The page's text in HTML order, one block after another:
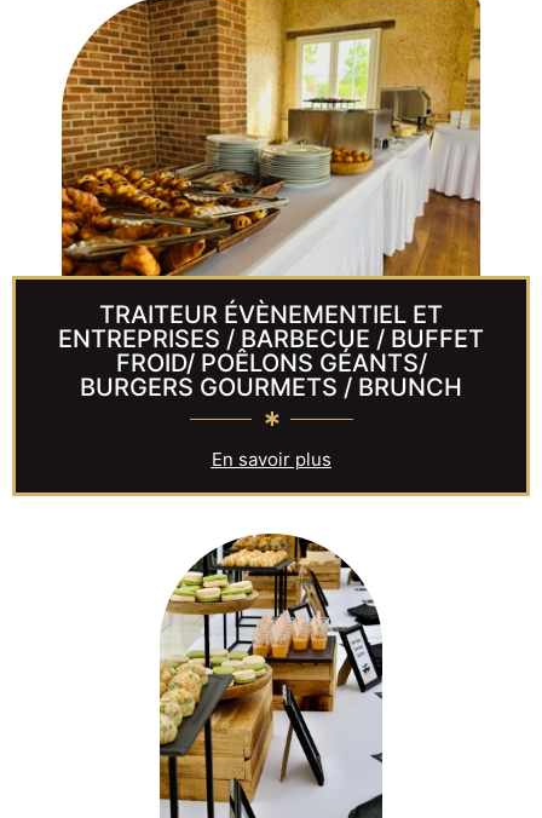
TRAITEUR ÉVÈNEMENTIEL ET
ENTREPRISES / BARBECUE / BUFFET
FROID/ POÊLONS GÉANTS/
BURGERS GOURMETS / BRUNCH
En savoir plus